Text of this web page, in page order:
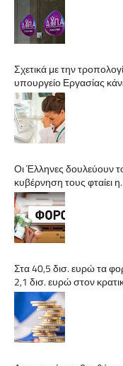
Σχετικά με την
υπουργείο Εργασίας
Οι Έλληνες δουλεύουν
κυβέρνηση τους φταίει
Στα 40,5 δισ. ευρώ τα
2,1 δισ. ευρώ στον